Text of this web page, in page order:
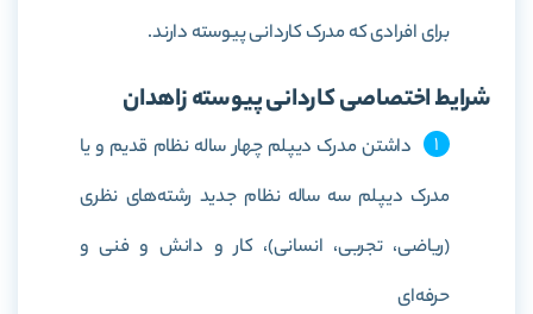
برای افرادی که مدرک کاردانی پیوسته دارند.
شرایط اختصاصی کاردانی پیوسته زاهدان
داشتن مدرک دیپلم چهار ساله نظام قدیم و یا
مدرک دیپلم سه ساله نظام جدید رشته‌های نظری
(ریاضی، تجربی، انسانی)، کار و دانش و فنی و
حرفه‌ای